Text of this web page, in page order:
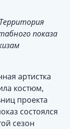
показа
артистка
костюм,
проекта
состоялся
сезон